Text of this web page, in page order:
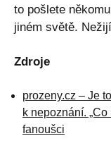
to pošlete
jiném světě.
Zdroje
prozeny.cz – Je
k nepoznání.
fanoušci